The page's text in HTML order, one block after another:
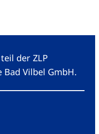
der ZLP
Vilbel GmbH.